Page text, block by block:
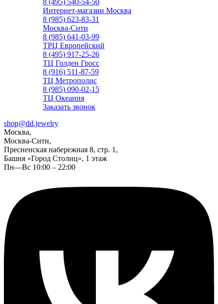
8 (495) 540-54-50
Интернет-магазин Москва
8 (985) 623-83-31
Москва-Сити
8 (985) 641-03-99
ТРЦ Европейский
8 (495) 917-25-26
ТЦ Голден Гросс
8 (916) 511-87-59
ТЦ Метрополис
8 (985) 090-02-15
ТЦ Океания
Заказать звонок
shop@dd.jewelry
Москва,
Москва-Сити,
Пресненская набережная 8, стр. 1,
Башня «Город Столиц», 1 этаж
Пн—Вс 10:00 – 22:00